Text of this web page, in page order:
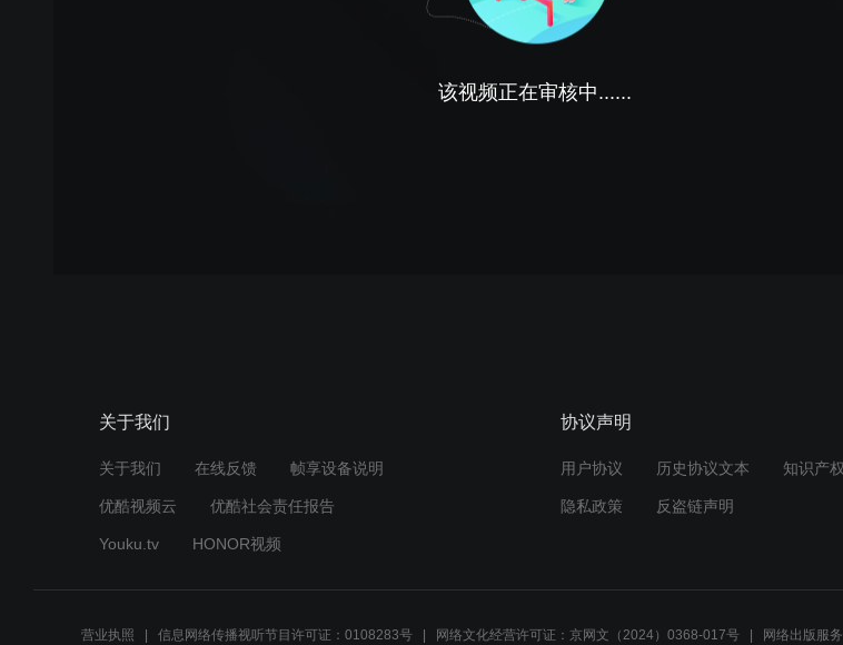
该视频正在审核中......
关于我们
关于我们 在线反馈 帧享设备说明
优酷视频云 优酷社会责任报告
Youku.tv HONOR视频
协议声明
用户协议 历史协议文本 知识产
隐私政策 反盗链声明
营业执照 信息网络传播视听节目许可证：0108283号 网络文化经营许可证：京网文（2024）0368-017号 网络出版服